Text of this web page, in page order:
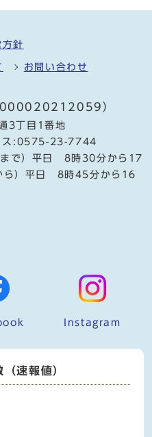
方針
お問い合わせ
）
3丁目1番地
ス:0575-23-7744
まで）平日 8時30分から17
ら）平日 8時45分から16
Instagram
速報値）